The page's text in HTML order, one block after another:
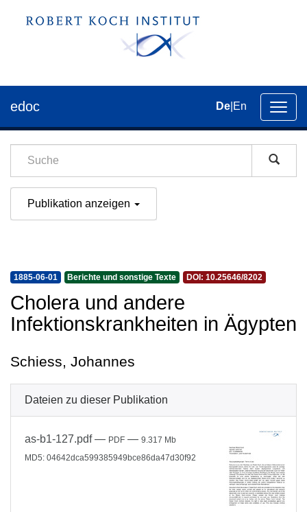
der
edoc De En
Publikation anzeigen
1885-06-01 Berichte und sonstige Texte DOI: 10.25646/8202
Cholera und andere
Infektionskrankheiten in Ägypten
Schiess, Johannes
Dateien zu dieser Publikation
as-b1-127.pdf— PDF — 9.317 Mb
MD5: 04642dca599385949bce86da47d30f92